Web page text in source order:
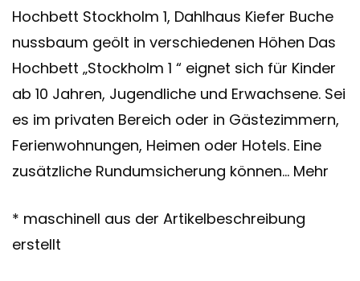
Hochbett Stockholm 1, Dahlhaus Kiefer Buche
nussbaum geölt in verschiedenen Höhen Das
Hochbett „Stockholm 1 “ eignet sich für Kinder
ab 10 Jahren, Jugendliche und Erwachsene. Sei
es im privaten Bereich oder in Gästezimmern,
Ferienwohnungen, Heimen oder Hotels. Eine
zusätzliche Rundumsicherung können… Mehr
* maschinell aus der Artikelbeschreibung
erstellt